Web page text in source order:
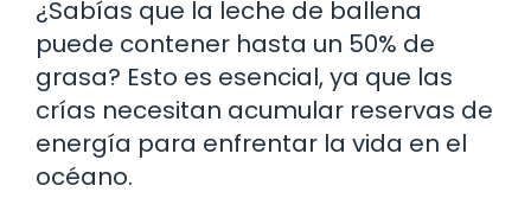
¿Sabías que la leche de ballena
puede contener hasta un 50% de
grasa? Esto es esencial, ya que las
crías necesitan acumular reservas de
energía para enfrentar la vida en el
océano.